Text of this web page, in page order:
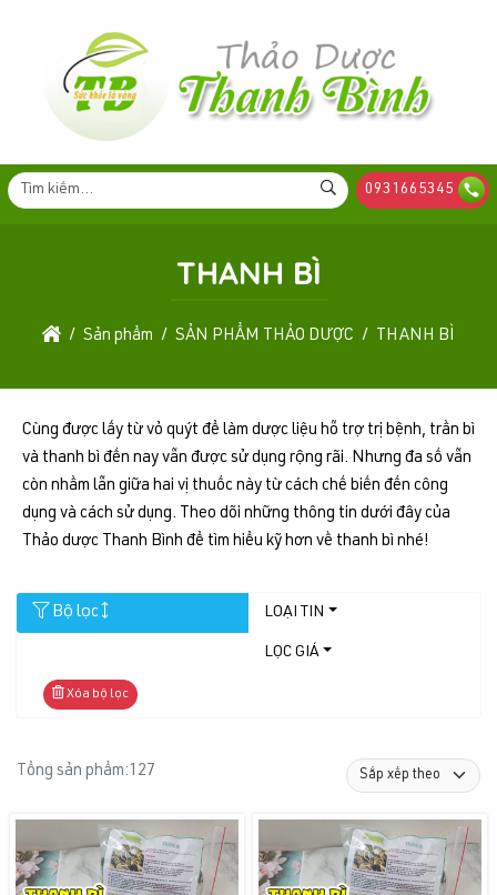
0931665345
THANH BÌ
Sản phẩm SẢN PHẨM THẢO DƯỢC THANH BÌ
Cùng được lấy từ vỏ quýt để làm dược liệu hỗ trợ trị bệnh, trần bì
và thanh bì đến nay vẫn được sử dụng rộng rãi. Nhưng đa số vẫn
còn nhầm lẫn giữa hai vị thuốc này từ cách chế biến đến công
dụng và cách sử dụng. Theo dõi những thông tin dưới đây của
Thảo dược Thanh Bình để tìm hiểu kỹ hơn về thanh bì nhé!
Bộ lọc LOẠI TIN
LỌC GIÁ
Xóa bộ lọc
Tổng sản phẩm: 127